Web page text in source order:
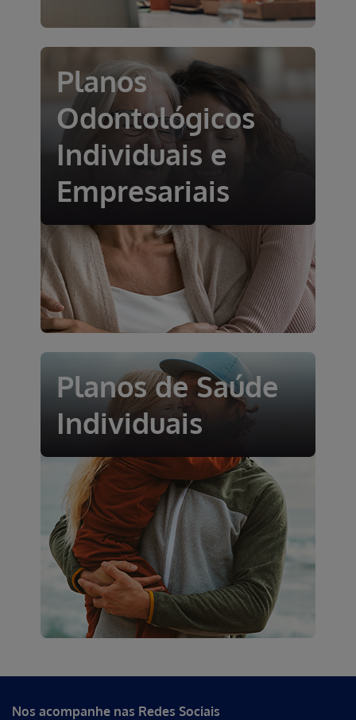
Planos
Odontológicos
Individuais e
Empresariais
Planos de Saúde
Individuais
Nos acompanhe nas Redes Sociais